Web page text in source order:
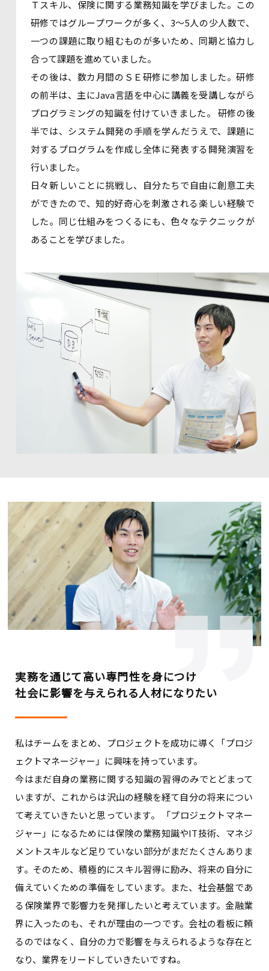
Ｔスキル、保険に関する業務知識を学びました。この
研修ではグループワークが多く、3～5人の少人数で、
一つの課題に取り組むものが多いため、同期と協力し
合って課題を進めていました。
その後は、数カ月間のＳＥ研修に参加しました。研修
の前半は、主にJava言語を中心に講義を受講しながら
プログラミングの知識を付けていきました。 研修の後
半では、システム開発の手順を学んだうえで、課題に
対するプログラムを作成し全体に発表する開発演習を
行いました。
日々新しいことに挑戦し、自分たちで自由に創意工夫
ができたので、知的好奇心を刺激される楽しい経験で
した。同じ仕組みをつくるにも、色々なテクニックが
あることを学びました。
実務を通じて高い専門性を身につけ
社会に影響を与えられる人材になりたい
私はチームをまとめ、プロジェクトを成功に導く「プロジ
ェクトマネージャー」に興味を持っています。
今はまだ自身の業務に関する知識の習得のみでとどまって
いますが、これからは沢山の経験を経て自分の将来につい
て考えていきたいと思っています。 「プロジェクトマネー
ジャー」になるためには保険の業務知識やIT技術、マネジ
メントスキルなど足りていない部分がまだたくさんありま
す。そのため、積極的にスキル習得に励み、将来の自分に
備えていくための準備をしています。また、社会基盤であ
る保険業界で影響力を発揮したいと考えています。金融業
界に入ったのも、それが理由の一つです。会社の看板に頼
るのではなく、自分の力で影響を与えられるような存在と
なり、業界をリードしていきたいですね。